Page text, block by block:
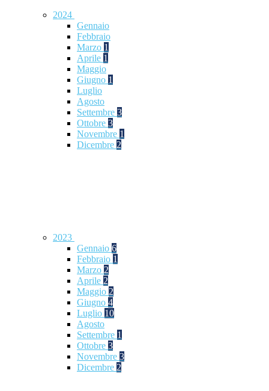
2024
Gennaio
Febbraio
Marzo 1
Aprile 1
Maggio
Giugno 1
Luglio
Agosto
Settembre 3
Ottobre 3
Novembre 1
Dicembre 2
2023
Gennaio 6
Febbraio 1
Marzo 2
Aprile 2
Maggio 2
Giugno 4
Luglio 10
Agosto
Settembre 1
Ottobre 3
Novembre 3
Dicembre 2